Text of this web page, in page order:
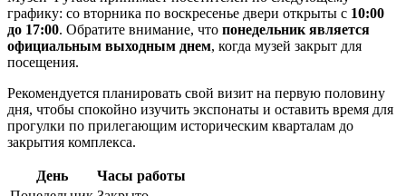
графику: со вторника по воскресенье двери открыты с 10:00
до 17:00. Обратите внимание, что понедельник является
официальным выходным днем, когда музей закрыт для
посещения.
Рекомендуется планировать свой визит на первую половину
дня, чтобы спокойно изучить экспонаты и оставить время для
прогулки по прилегающим историческим кварталам до
закрытия комплекса.
День
Часы работы